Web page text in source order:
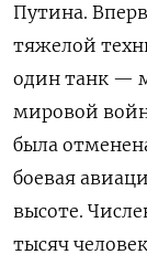
Путина.
тяжелой
один танк —
мировой
была
боевая
высоте.
тысяч